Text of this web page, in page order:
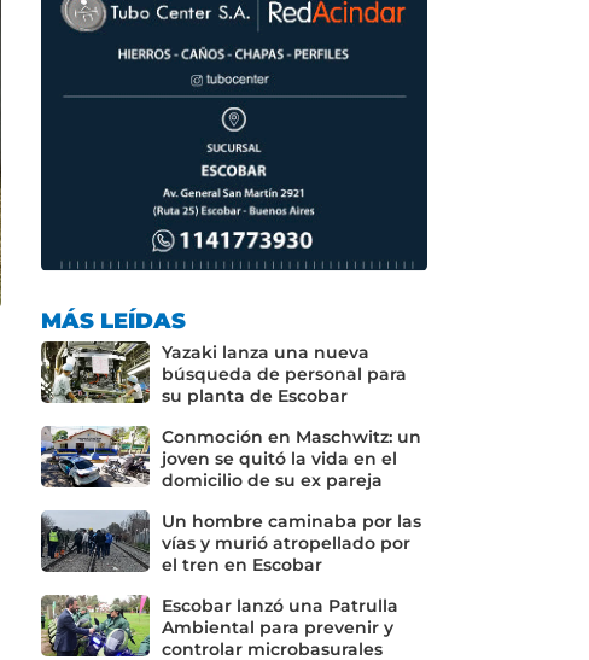
MÁS LEÍDAS
Yazaki lanza una nueva
búsqueda de personal para
su planta de Escobar
Conmoción en Maschwitz: un
joven se quitó la vida en el
domicilio de su ex pareja
Un hombre caminaba por las
vías y murió atropellado por
el tren en Escobar
Escobar lanzó una Patrulla
Ambiental para prevenir y
controlar microbasurales